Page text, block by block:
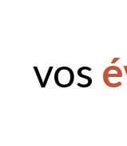
vos